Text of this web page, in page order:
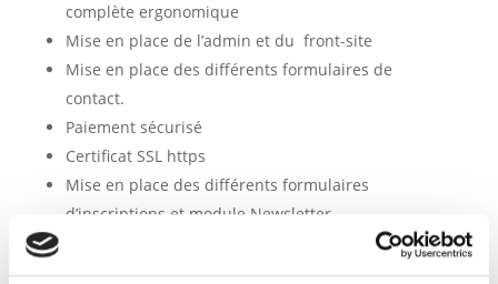
complète ergonomique
Mise en place de l’admin et du front-site
Mise en place des différents formulaires de
contact.
Paiement sécurisé
Certificat SSL https
Mise en place des différents formulaires
d’inscriptions et module Newsletter
Référencement naturel Google et mise en place de